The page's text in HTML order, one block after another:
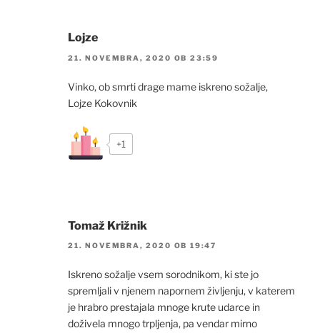
Lojze
21. NOVEMBRA, 2020 OB 23:59
Vinko, ob smrti drage mame iskreno sožalje,
Lojze Kokovnik
+1
Tomaž Križnik
21. NOVEMBRA, 2020 OB 19:47
Iskreno sožalje vsem sorodnikom, ki ste jo
spremljali v njenem napornem življenju, v katerem
je hrabro prestajala mnoge krute udarce in
doživela mnogo trpljenja, pa vendar mirno